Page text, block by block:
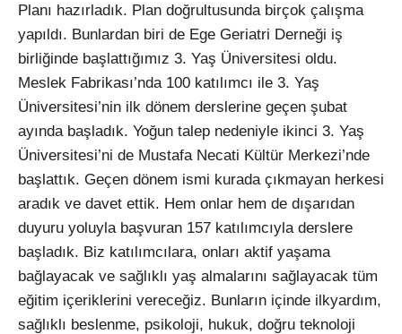
Planı hazırladık. Plan doğrultusunda birçok çalışma
yapıldı. Bunlardan biri de Ege Geriatri Derneği iş
birliğinde başlattığımız 3. Yaş Üniversitesi oldu.
Meslek Fabrikası’nda 100 katılımcı ile 3. Yaş
Üniversitesi’nin ilk dönem derslerine geçen şubat
ayında başladık. Yoğun talep nedeniyle ikinci 3. Yaş
Üniversitesi’ni de Mustafa Necati Kültür Merkezi’nde
başlattık. Geçen dönem ismi kurada çıkmayan herkesi
aradık ve davet ettik. Hem onlar hem de dışarıdan
duyuru yoluyla başvuran 157 katılımcıyla derslere
başladık. Biz katılımcılara, onları aktif yaşama
bağlayacak ve sağlıklı yaş almalarını sağlayacak tüm
eğitim içeriklerini vereceğiz. Bunların içinde ilkyardım,
sağlıklı beslenme, psikoloji, hukuk, doğru teknoloji